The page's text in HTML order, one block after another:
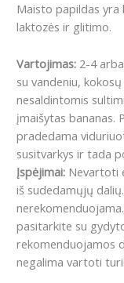
Maisto papildas yra
laktozės ir glitimo.
Vartojimas: 2-4
su vandeniu,
nesaldintomis
įmaišytas bananas.
pradedama
susitvarkys ir tada
Įspėjimai: Nevartoti
iš sudedamųjų
pasitarkite su
rekomenduojamos
negalima vartoti